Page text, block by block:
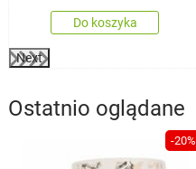
Do koszyka
Next
Ostatnio oglądane
-20%